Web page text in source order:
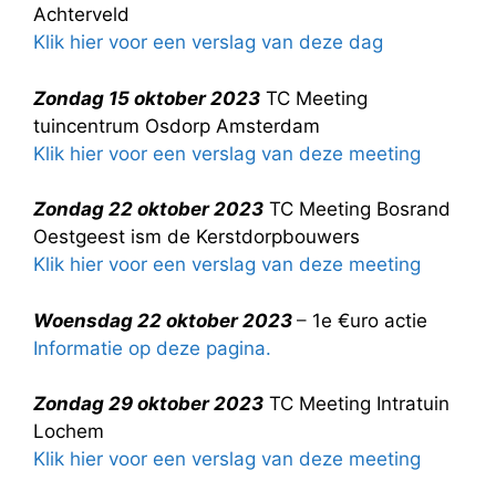
Achterveld
Klik hier voor een verslag van deze dag
Zondag 15 oktober 2023 TC Meeting
tuincentrum Osdorp Amsterdam
Klik hier voor een verslag van deze meeting
Zondag 22 oktober 2023 TC Meeting Bosrand
Oestgeest ism de Kerstdorpbouwers
Klik hier voor een verslag van deze meeting
Woensdag 22 oktober 2023 – 1e €uro actie
Informatie op deze pagina.
Zondag 29 oktober 2023 TC Meeting Intratuin
Lochem
Klik hier voor een verslag van deze meeting